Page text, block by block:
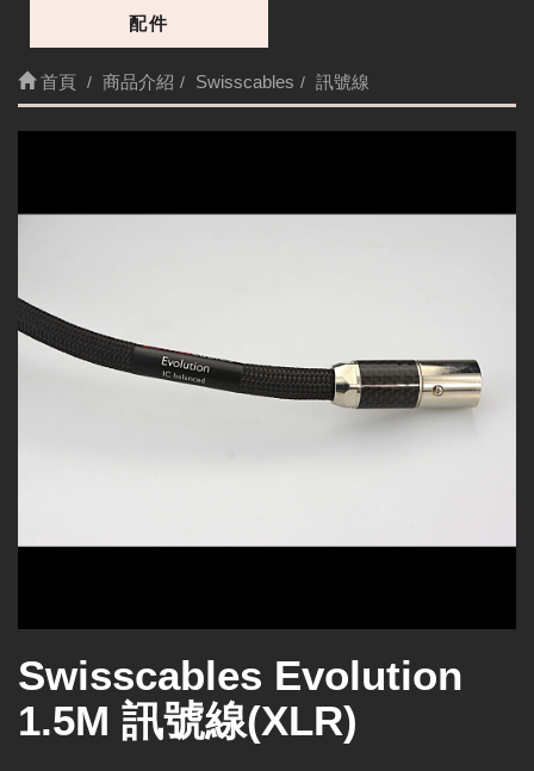
配件
首頁 商品介紹 Swisscables 訊號線
Swisscables Evolution
1.5M 訊號線(XLR)